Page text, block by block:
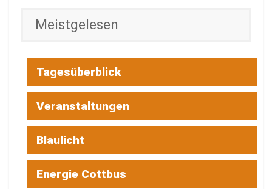
Meistgelesen
Tagesüberblick
Veranstaltungen
Blaulicht
Energie Cottbus